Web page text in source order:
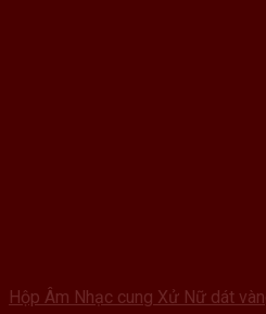
Hộp Âm Nhạc cung Xử Nữ dát